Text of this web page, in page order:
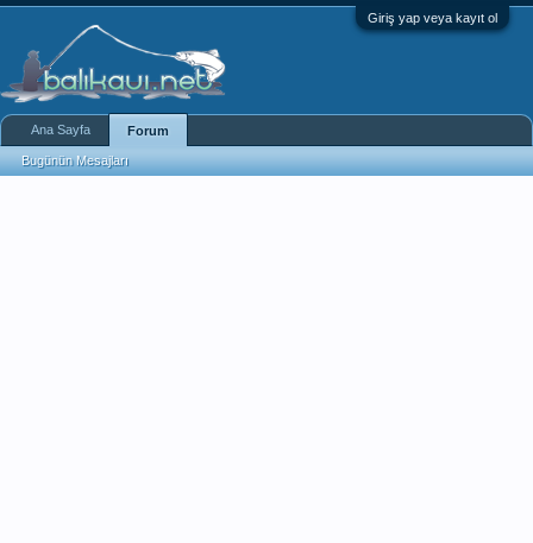
Giriş yap veya kayıt ol
Ana Sayfa Forum
Bugünün Mesajları